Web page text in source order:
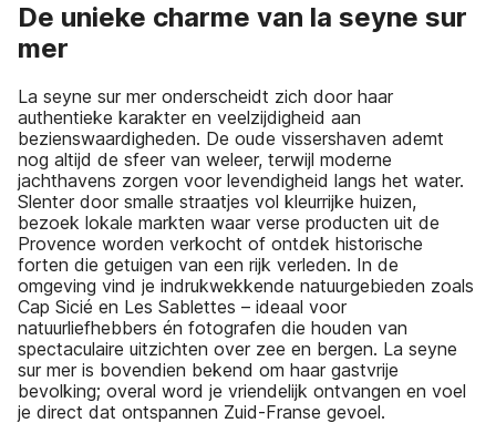
De unieke charme van la seyne sur
mer
La seyne sur mer onderscheidt zich door haar
authentieke karakter en veelzijdigheid aan
bezienswaardigheden. De oude vissershaven ademt
nog altijd de sfeer van weleer, terwijl moderne
jachthavens zorgen voor levendigheid langs het water.
Slenter door smalle straatjes vol kleurrijke huizen,
bezoek lokale markten waar verse producten uit de
Provence worden verkocht of ontdek historische
forten die getuigen van een rijk verleden. In de
omgeving vind je indrukwekkende natuurgebieden zoals
Cap Sicié en Les Sablettes – ideaal voor
natuurliefhebbers én fotografen die houden van
spectaculaire uitzichten over zee en bergen. La seyne
sur mer is bovendien bekend om haar gastvrije
bevolking; overal word je vriendelijk ontvangen en voel
je direct dat ontspannen Zuid-Franse gevoel.